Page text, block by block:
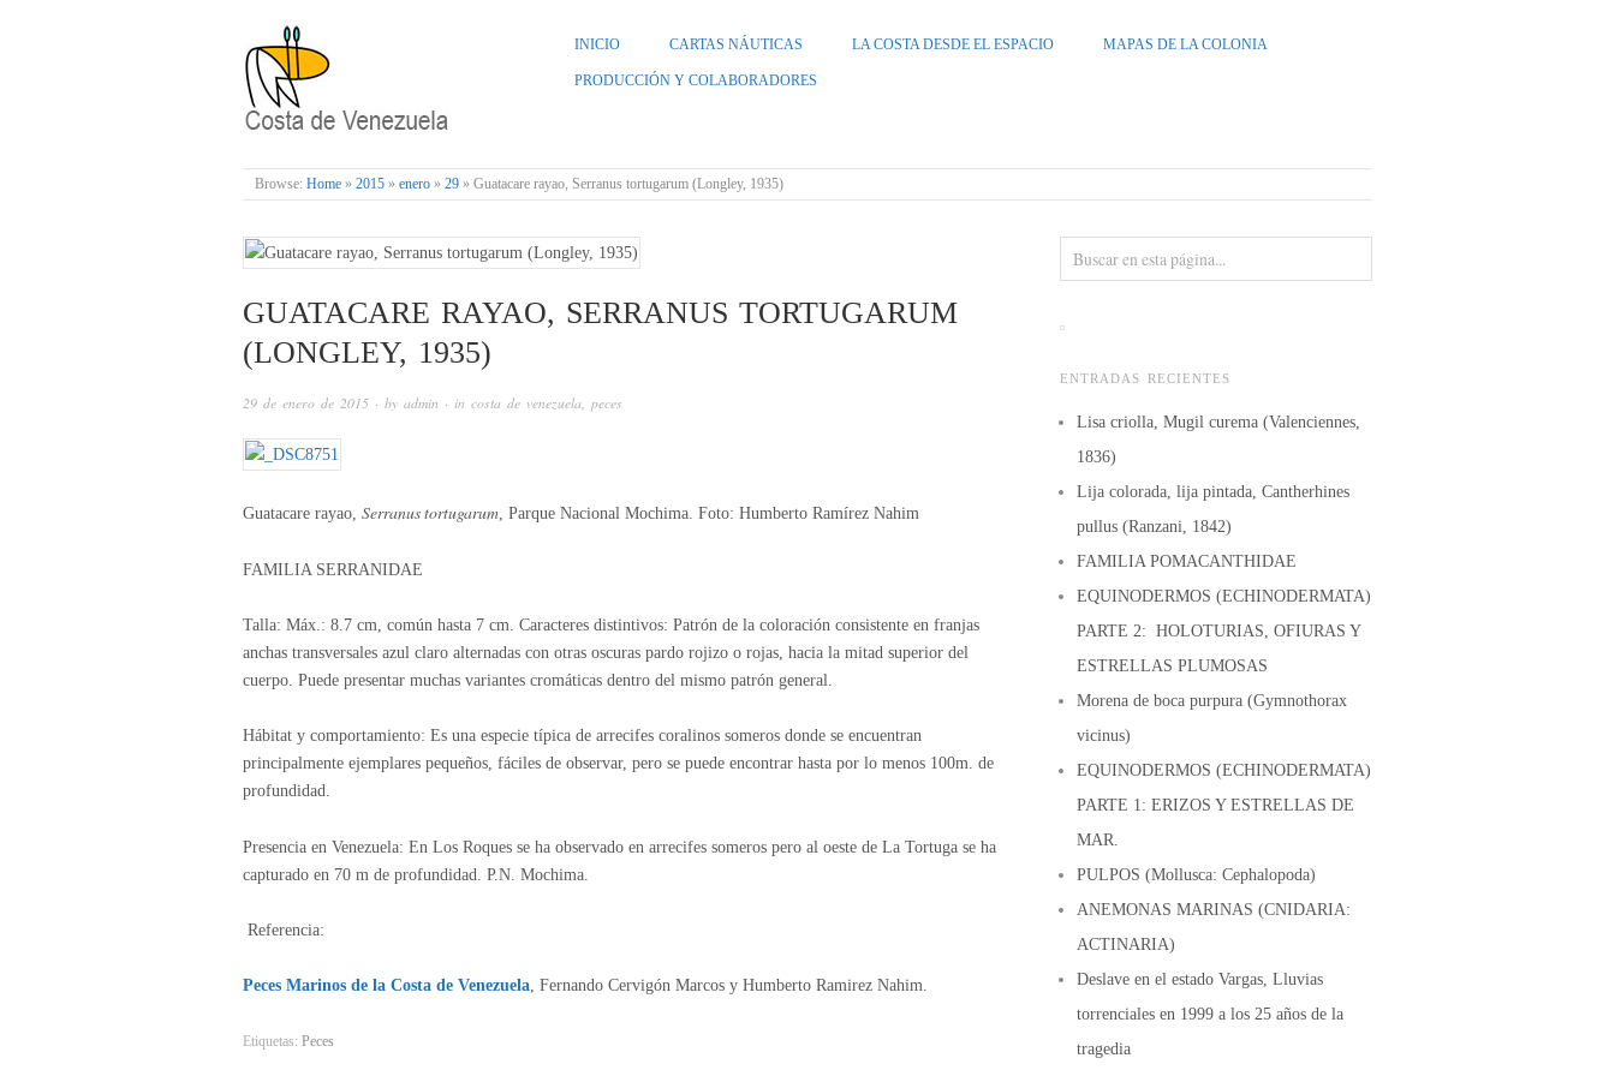
COSTA DE VENEZUELA
INICIO CARTAS NÁUTICAS LA COSTA DESDE EL ESPACIO MAPAS DE LA COLONIA
PRODUCCIÓN Y COLABORADORES
Browse: Home » 2015 » enero » 29 » Guatacare rayao, Serranus tortugarum (Longley, 1935)
GUATACARE RAYAO, SERRANUS TORTUGARUM
(LONGLEY, 1935)
29 de enero de 2015 · by admin · in costa de venezuela peces
Guatacare rayao, Serranus tortugarum, Parque Nacional Mochima. Foto: Humberto Ramírez Nahim
FAMILIA SERRANIDAE
Talla: Máx.: 8.7 cm, común hasta 7 cm. Caracteres distintivos: Patrón de la coloración consistente en franjas
anchas transversales azul claro alternadas con otras oscuras pardo rojizo o rojas, hacia la mitad superior del
cuerpo. Puede presentar muchas variantes cromáticas dentro del mismo patrón general.
Hábitat y comportamiento: Es una especie típica de arrecifes coralinos someros donde se encuentran
principalmente ejemplares pequeños, fáciles de observar, pero se puede encontrar hasta por lo menos 100m. de
profundidad.
Presencia en Venezuela: En Los Roques se ha observado en arrecifes someros pero al oeste de La Tortuga se ha
capturado en 70 m de profundidad. P.N. Mochima.
Referencia:
Peces Marinos de la Costa de Venezuela, Fernando Cervigón Marcos y Humberto Ramirez Nahim.
Etiquetas: Peces
ENTRADAS RECIENTES
Lisa criolla, Mugil curema (Valenciennes,
1836)
Lija colorada, lija pintada, Cantherhines
pullus (Ranzani, 1842)
FAMILIA POMACANTHIDAE
EQUINODERMOS (ECHINODERMATA)
PARTE 2: HOLOTURIAS, OFIURAS Y
ESTRELLAS PLUMOSAS
Morena de boca purpura (Gymnothorax
vicinus)
EQUINODERMOS (ECHINODERMATA)
PARTE 1: ERIZOS Y ESTRELLAS DE
MAR.
PULPOS (Mollusca: Cephalopoda)
ANEMONAS MARINAS (CNIDARIA:
ACTINARIA)
Deslave en el estado Vargas, Lluvias
torrenciales en 1999 a los 25 años de la
tragedia